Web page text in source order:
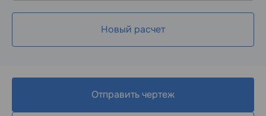
Новый расчет
Отправить чертеж